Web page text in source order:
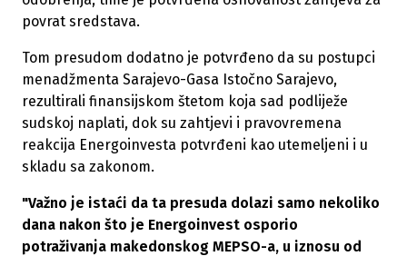
povrat sredstava.
Tom presudom dodatno je potvrđeno da su postupci
menadžmenta Sarajevo-Gasa Istočno Sarajevo,
rezultirali finansijskom štetom koja sad podliježe
sudskoj naplati, dok su zahtjevi i pravovremena
reakcija Energoinvesta potvrđeni kao utemeljeni i u
skladu sa zakonom.
"Važno je istaći da ta presuda dolazi samo nekoliko
dana nakon što je Energoinvest osporio
potraživanja makedonskog MEPSO-a, u iznosu od